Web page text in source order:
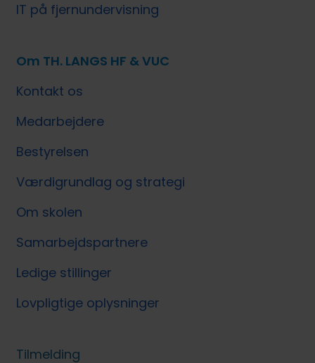
IT på fjernundervisning
Om TH. LANGS HF & VUC
Kontakt os
Medarbejdere
Bestyrelsen
Værdigrundlag og strategi
Om skolen
Samarbejdspartnere
Ledige stillinger
Lovpligtige oplysninger
Tilmelding